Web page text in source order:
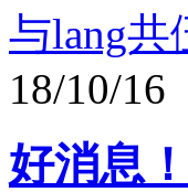
与lang共
18/10/16
好消息